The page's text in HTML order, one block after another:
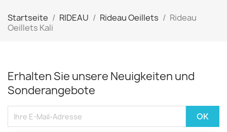
Startseite RIDEAU Rideau Oeillets
Rideau
Oeillets Kali
Erhalten Sie unsere Neuigkeiten und
Sonderangebote